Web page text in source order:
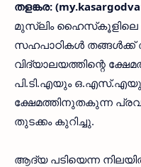
തളങ്കര:
മുസ്ലിം ഹൈസ്‌കൂളിലെ
സഹപാഠികള്‍ തങ്ങള്‍ക്ക്
വിദ്യാലയത്തിന്റെ
പി.ടി.എയും
ക്ഷേമത്തിനുതകുന്ന
തുടക്കം കുറിച്ചു.
ആദ്യ പടിയെന്ന